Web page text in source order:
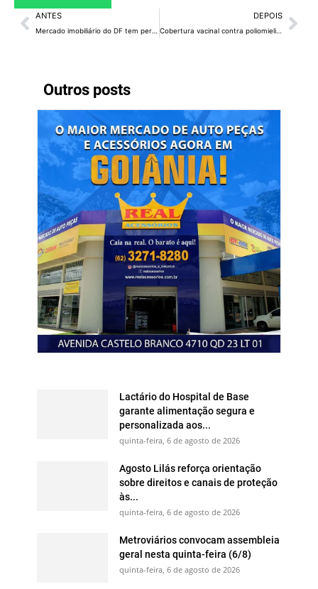
Outros posts
Lactário do Hospital de Base
garante alimentação segura e
personalizada aos...
quinta-feira, 6 de agosto de 2026
Agosto Lilás reforça orientação
sobre direitos e canais de proteção
às...
quinta-feira, 6 de agosto de 2026
Metroviários convocam assembleia
geral nesta quinta-feira (6/8)
quinta-feira, 6 de agosto de 2026
ANTES DEPOIS
Cobertura vacinal contra poliomielite cresce no DF